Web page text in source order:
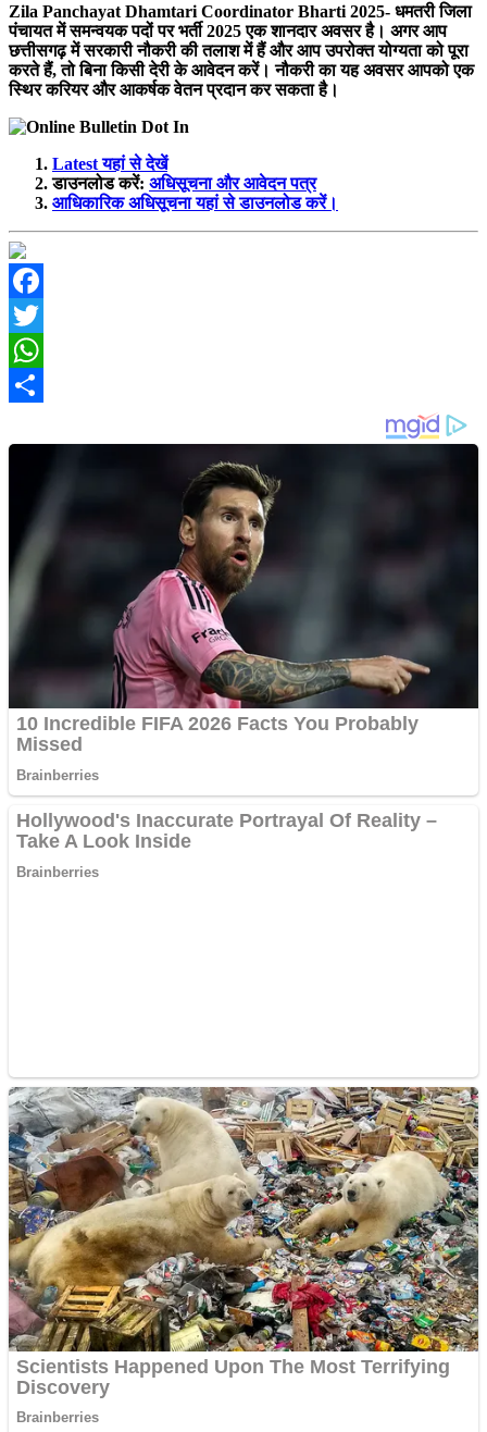
Zila Panchayat Dhamtari Coordinator Bharti 2025- धमतरी जिला
पंचायत में समन्वयक पदों पर भर्ती 2025 एक शानदार अवसर है। अगर आप
छत्तीसगढ़ में सरकारी नौकरी की तलाश में हैं और आप उपरोक्त योग्यता को पूरा
करते हैं, तो बिना किसी देरी के आवेदन करें। नौकरी का यह अवसर आपको एक
स्थिर करियर और आकर्षक वेतन प्रदान कर सकता है।
Latest यहां से देखें
डाउनलोड करें: अधिसूचना और आवेदन पत्र
आधिकारिक अधिसूचना यहां से डाउनलोड करें।
Facebook
Twitter
WhatsApp